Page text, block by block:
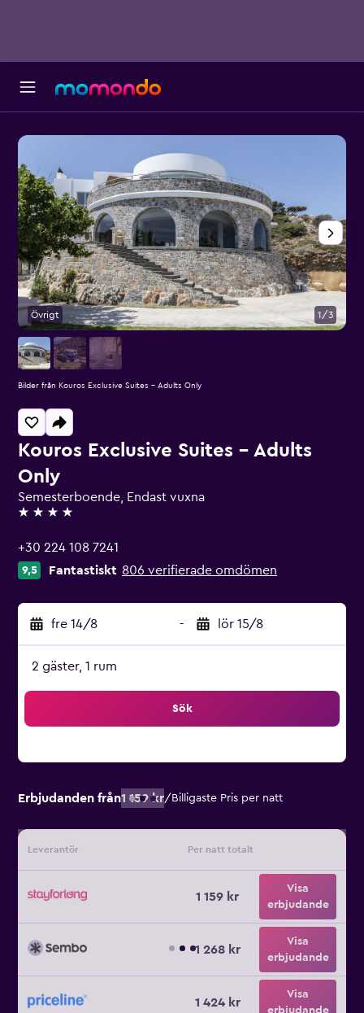
Kouros Exclusive Suites - Adults
Only
Semesterboende, Endast vuxna
4 stjärnor
+30 224 108 7241
9,5 Fantastiskt 806 verifierade omdömen
fre 14/8 - lör 15/8
2 gäster, 1 rum
Sök
Erbjudanden från1 159 kr/ Billigaste Pris per natt
Leverantör Per natt totalt
1 159 kr
Visa
erbjudande
1 268 kr
Visa
erbjudande
1 424 kr
Visa
erbjudande
Övrigt 1/3
Bilder från Kouros Exclusive Suites - Adults Only